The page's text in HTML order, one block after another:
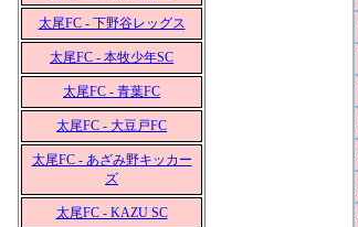
太尾FC - 下野谷レッグス
太尾FC - 本牧少年SC
太尾FC - 青葉FC
太尾FC - 大豆戸FC
太尾FC - あざみ野キッカー
ズ
太尾FC - KAZU SC